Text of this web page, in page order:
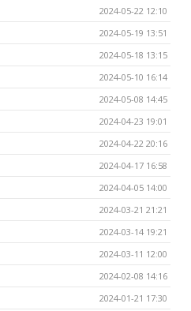
2024-05-22 12:10
2024-05-19 13:51
2024-05-18 13:15
2024-05-10 16:14
2024-05-08 14:45
2024-04-23 19:01
2024-04-22 20:16
2024-04-17 16:58
2024-04-05 14:00
2024-03-21 21:21
2024-03-14 19:21
2024-03-11 12:00
2024-02-08 14:16
2024-01-21 17:30